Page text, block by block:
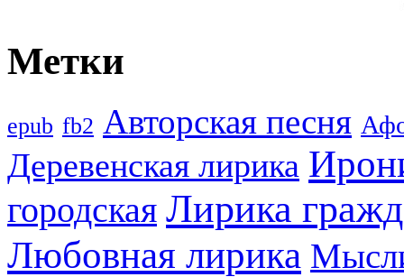
Метки
epub fb2 Авторская песня
Деревенская лирика
городская Лирика
Любовная лирика